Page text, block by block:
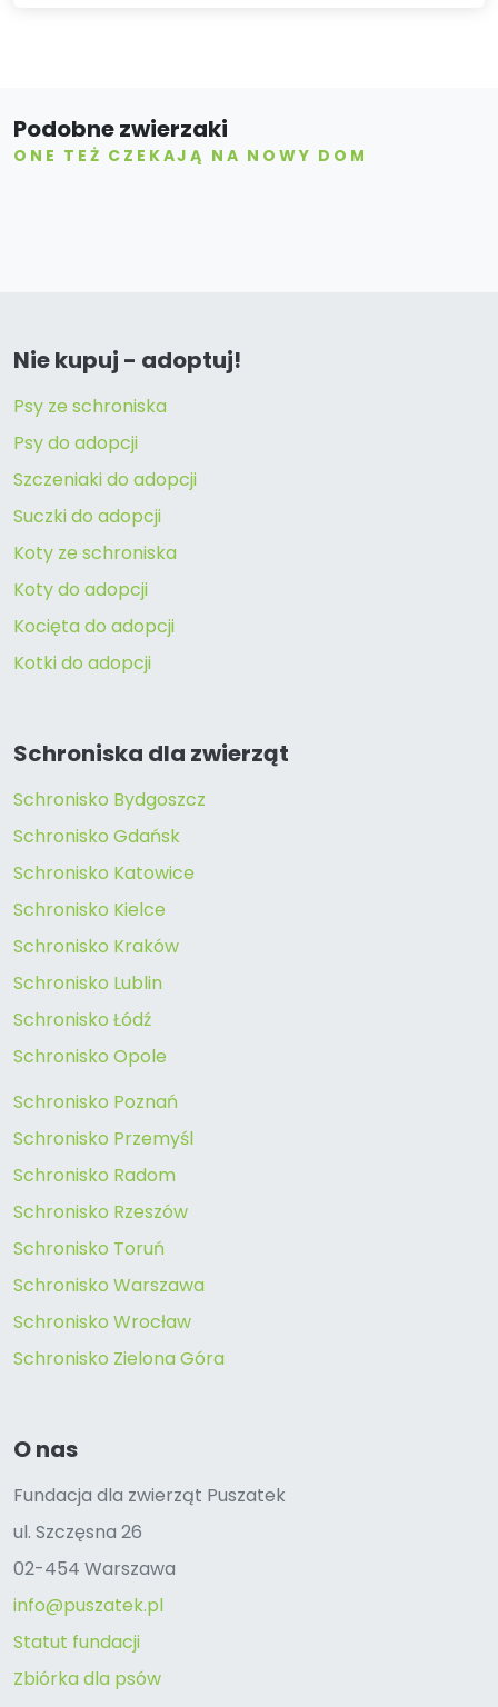
Podobne zwierzaki
ONE TEŻ CZEKAJĄ NA NOWY DOM
Nie kupuj - adoptuj!
Psy ze schroniska
Psy do adopcji
Szczeniaki do adopcji
Suczki do adopcji
Koty ze schroniska
Koty do adopcji
Kocięta do adopcji
Kotki do adopcji
Schroniska dla zwierząt
Schronisko Bydgoszcz
Schronisko Gdańsk
Schronisko Katowice
Schronisko Kielce
Schronisko Kraków
Schronisko Lublin
Schronisko Łódź
Schronisko Opole
Schronisko Poznań
Schronisko Przemyśl
Schronisko Radom
Schronisko Rzeszów
Schronisko Toruń
Schronisko Warszawa
Schronisko Wrocław
Schronisko Zielona Góra
O nas
Fundacja dla zwierząt Puszatek
ul. Szczęsna 26
02-454 Warszawa
info@puszatek.pl
Statut fundacji
Zbiórka dla psów